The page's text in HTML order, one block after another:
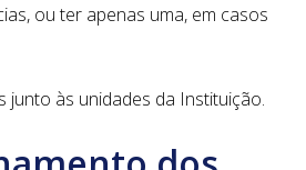
ou ter apenas uma, em casos
junto às unidades da Instituição.